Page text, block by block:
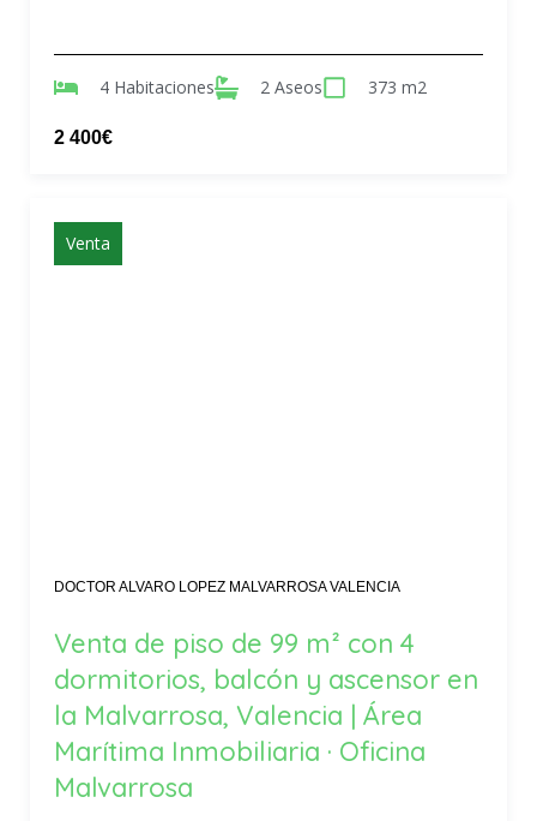
4 Habitaciones 2 Aseos 373 m2
2 400€
Venta
DOCTOR ALVARO LOPEZ MALVARROSA VALENCIA
Venta de piso de 99 m² con 4
dormitorios, balcón y ascensor en
la Malvarrosa, Valencia | Área
Marítima Inmobiliaria · Oficina
Malvarrosa